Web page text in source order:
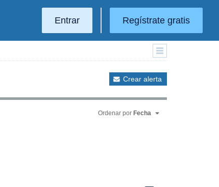
Entrar Regístrate gratis
Crear alerta
Ordenar por Fecha